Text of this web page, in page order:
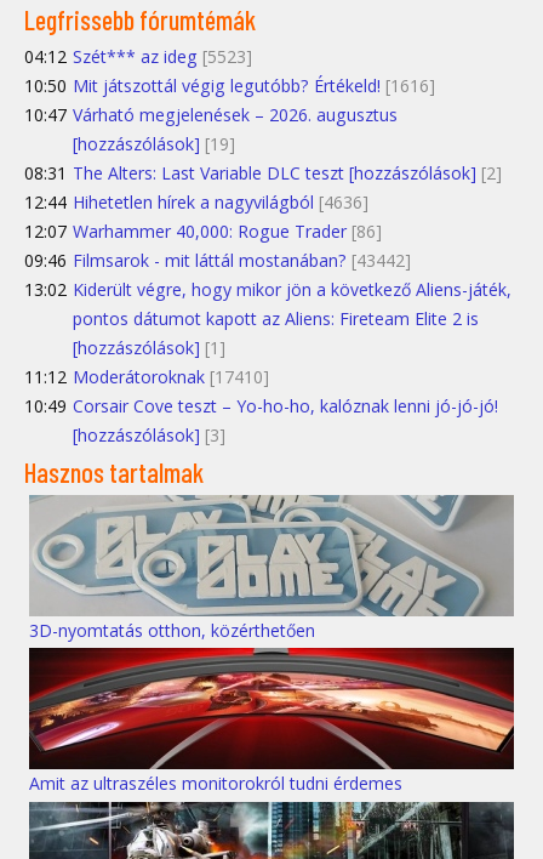
Legfrissebb fórumtémák
04:12 Szét*** az ideg [5523]
10:50 Mit játszottál végig legutóbb? Értékeld! [1616]
10:47 Várható megjelenések – 2026. augusztus
[hozzászólások] [19]
08:31 The Alters: Last Variable DLC teszt [hozzászólások] [2]
12:44 Hihetetlen hírek a nagyvilágból [4636]
12:07 Warhammer 40,000: Rogue Trader [86]
09:46 Filmsarok - mit láttál mostanában? [43442]
13:02 Kiderült végre, hogy mikor jön a következő Aliens-játék,
pontos dátumot kapott az Aliens: Fireteam Elite 2 is
[hozzászólások] [1]
11:12 Moderátoroknak [17410]
10:49 Corsair Cove teszt – Yo-ho-ho, kalóznak lenni jó-jó-jó!
[hozzászólások] [3]
Hasznos tartalmak
3D-nyomtatás otthon, közérthetően
Amit az ultraszéles monitorokról tudni érdemes